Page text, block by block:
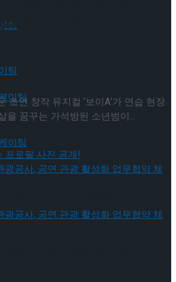
팅
이팅
공사, 공연 관광 활성화 업무협
팅
이팅
열한 연습현장
초연 창작 뮤지컬 ‘보이A’가 연습 현장
을 꿈꾸는 가석방된 소년범이...
감성 느껴지는 프로필 사진 공